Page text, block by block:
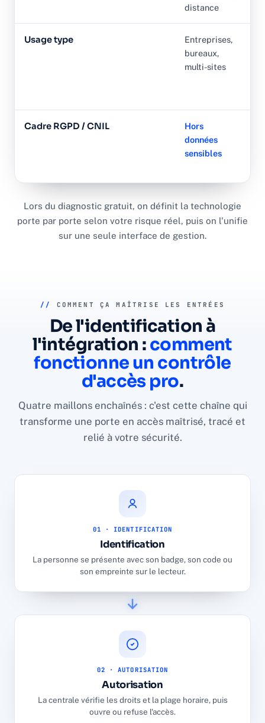
distance
Usage type
Entreprises,
bureaux,
multi-sites
Cadre RGPD / CNIL
Hors
données
sensibles
Lors du diagnostic gratuit, on définit la technologie
porte par porte selon votre risque réel, puis on l'unifie
sur une seule interface de gestion.
// COMMENT ÇA MAÎTRISE LES ENTRÉES
De l'identification à
l'intégration :comment
fonctionne un contrôle
d'accès pro.
Quatre maillons enchaînés : c'est cette chaîne qui
transforme une porte en accès maîtrisé, tracé et
relié à votre sécurité.
01 · IDENTIFICATION
Identification
La personne se présente avec son badge, son code ou
son empreinte sur le lecteur.
02 · AUTORISATION
Autorisation
La centrale vérifie les droits et la plage horaire, puis
ouvre ou refuse l'accès.